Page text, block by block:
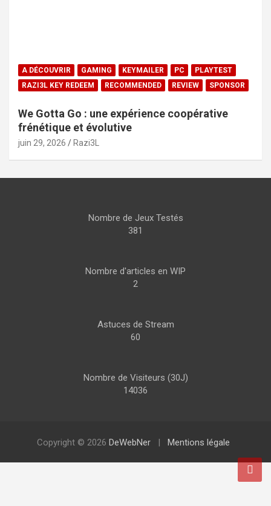
A DÉCOUVRIR GAMING KEYMAILER PC
PLAYTEST
RAZI3L KEY REDEEM
RECOMMENDED REVIEW SPONSOR
We Gotta Go : une expérience coopérative
frénétique et évolutive
juin 29, 2026 Razi3L
Nombre de Jeux Testés
381
Nombre d'articles en WIP
2
Astuces de Stream
60
Nombre de Visiteurs (30J)
14036
Copyright © 2026 DeWebNer Mentions légale